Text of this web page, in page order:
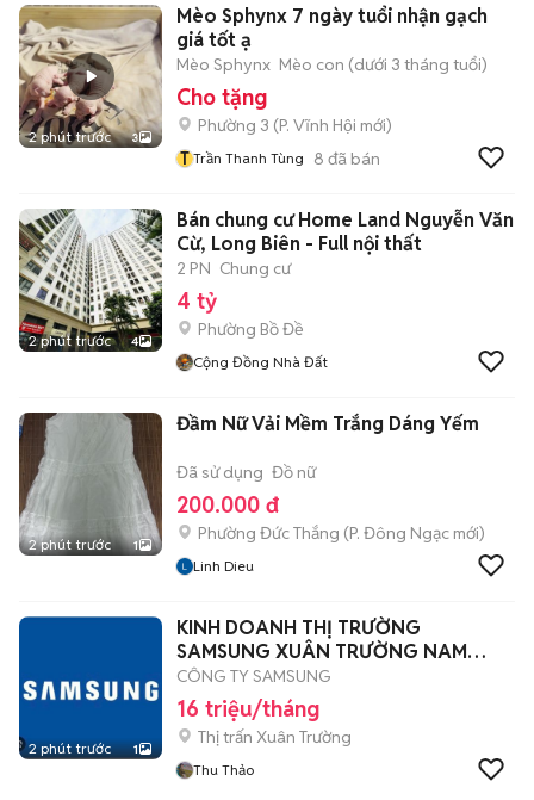
2 phút trước 3
Mèo Sphynx 7 ngày tuổi nhận gạch
giá tốt ạ
Mèo Sphynx Mèo con (dưới 3 tháng tuổi)
Cho tặng
Phường 3 (P. Vĩnh Hội mới)
T Trần Thanh Tùng 8 đã bán
2 phút trước 4
Bán chung cư Home Land Nguyễn Văn
Cừ, Long Biên - Full nội thất
2 PN Chung cư
4 tỷ
Phường Bồ Đề
Cộng Đồng Nhà Đất
2 phút trước 1
Đầm Nữ Vải Mềm Trắng Dáng Yếm
Đã sử dụng Đồ nữ
200.000 đ
Phường Đức Thắng (P. Đông Ngạc mới)
Linh Dieu
2 phút trước 1
KINH DOANH THỊ TRƯỜNG
SAMSUNG XUÂN TRƯỜNG NAM
ĐỊNH
CÔNG TY SAMSUNG
16 triệu/tháng
Thị trấn Xuân Trường
Thu Thảo